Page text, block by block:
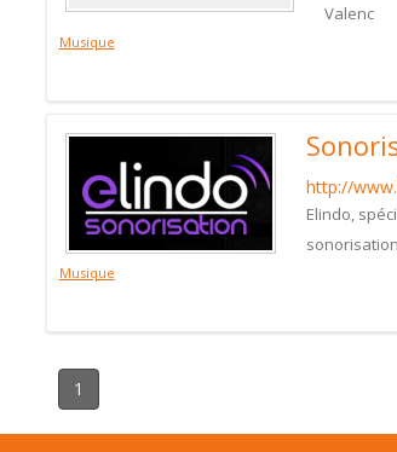
Valenc
Musique
http://
Elindo,
Musique
1